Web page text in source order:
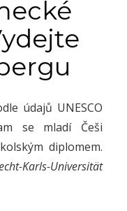
údajů UNESCO
se mladí Češi
diplomem.
Karls-Universität